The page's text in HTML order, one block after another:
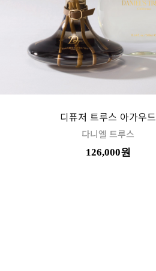
디퓨저 트루스 아가우드
다니엘 트루스
126,000